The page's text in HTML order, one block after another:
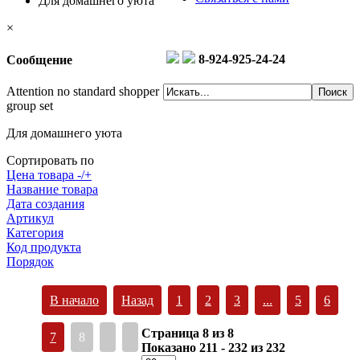
8-924-925-24-24
×
Сообщение
Attention no standard shopper
group set
Для домашнего уюта
Сортировать по
Цена товара -/+
Название товара
Дата создания
Артикул
Категория
Код продукта
Порядок
В начало Назад 1 2 3 ... 5 6
7 8
Страница 8 из 8
Показано 211 - 232 из 232